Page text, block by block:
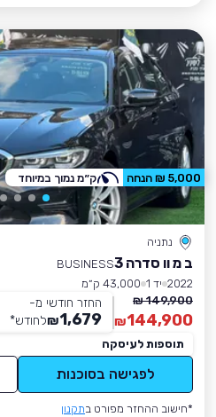
נתניה
ב מ וו סדרה 3
BUSINESS
2022 יד 1
43,000 ק״מ
149,900 ₪
144,900
₪
החזר חודשי מ-
1,679
₪לחודש*
תוספות לעיסקה
לפגישה בסוכנות
*חישוב ההחזר מפורט בתקנון
5,000 ₪ הנחה ק״מ נמוך במיוחד